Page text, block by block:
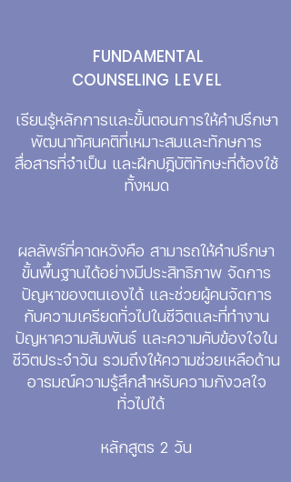
FUNDAMENTAL
COUNSELING LEVEL
เรียนรู้หลักการและขั้นตอนการให้คำปรึกษา
พัฒนาทัศนคติที่เหมาะสมและทักษการ
สื่อสารที่จำเป็น และฝึกปฎิบัติทักษะที่ต้องใช้
ทั้งหมด
ผลลัพธ์ที่คาดหวังคือ สามารถให้คำปรึกษา
ขั้นพื้นฐานได้อย่างมีประสิทธิภาพ จัดการ
ปัญหาของตนเองได้ และช่วยผู้คนจัดการ
กับความเครียดทั่วไปในชีวิตและที่ทำงาน
ปัญหาความสัมพันธ์ และความคับข้องใจใน
ชีวิตประจำวัน รวมถึงให้ความช่วยเหลือด้าน
อารมณ์ความรู้สึกสำหรับความกังวลใจ
ทั่วไปได้
หลักสูตร 2 วัน